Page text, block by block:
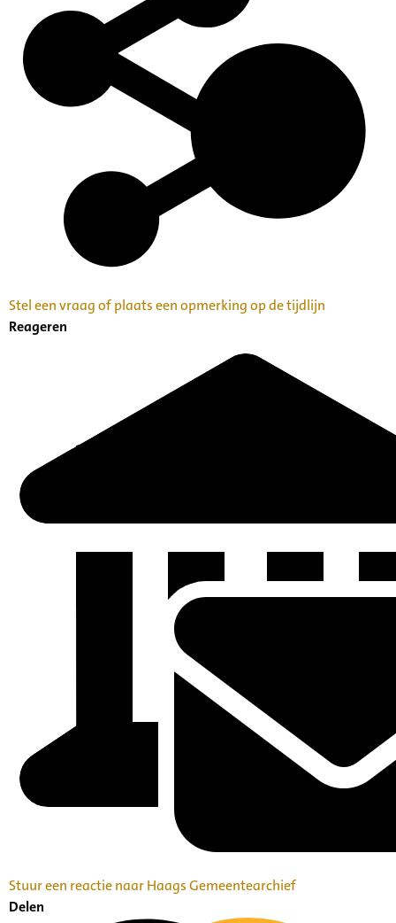
Stel een vraag of plaats een opmerking op de tijdlijn
Reageren
Stuur een reactie naar Haags Gemeentearchief
Delen